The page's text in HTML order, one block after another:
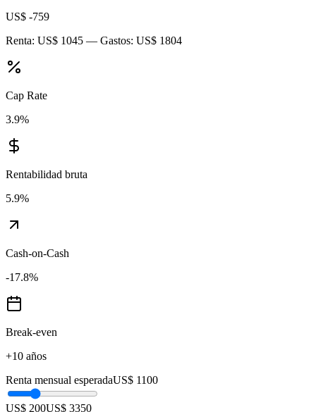
US$ -759
Renta: US$ 1045 — Gastos: US$ 1804
Cap Rate
3.9%
Rentabilidad bruta
5.9%
Cash-on-Cash
-17.8%
Break-even
+10 años
Renta mensual esperadaUS$ 1100
US$ 200US$ 3350